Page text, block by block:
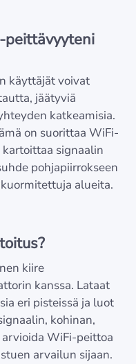
peittävyyteni
käyttäjät voivat
jäätyviä
katkeamisia.
on suorittaa WiFi-
signaalin
pohjapiirrokseen
alueita.
kiire
kanssa. Lataat
eri pisteissä ja luot
kohinan,
WiFi-peittoa
arvailun sijaan.